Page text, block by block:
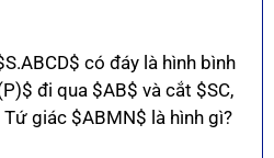
có đáy là hình bình
đi qua $AB$ và cắt $SC,
giác $ABMN$ là hình gì?